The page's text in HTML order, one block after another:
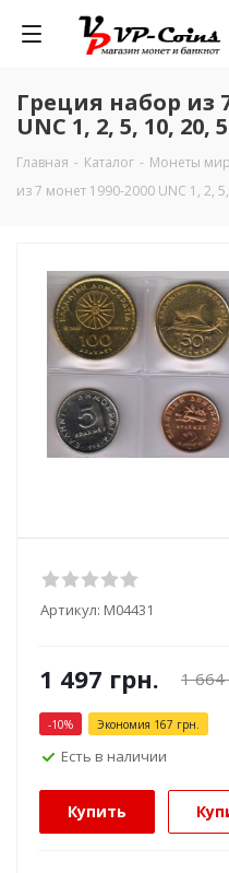
Греция набор из
UNC 1, 2, 5, 10, 20,
Главная - Каталог - Монеты
из 7 монет 1990-2000 UNC 1, 2,
Артикул: М04431
1 497 грн. 1 664
-10% Экономия 167 грн.
Есть в наличии
Купить